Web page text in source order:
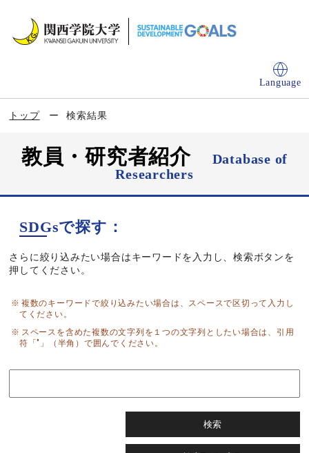
Language
トップ 検索結果
教員・研究者紹介
Database of
Researchers
SDGsで探す：
さらに絞り込みたい場合はキーワードを入力し、検索ボタンを
押してください。
複数のキーワードで絞り込みたい場合は、スペースで区切って入力し
てください。
スペースを含めた複数の文字列を１つの文字列としたい場合は、引用
符「"」（半角）で囲んでください。